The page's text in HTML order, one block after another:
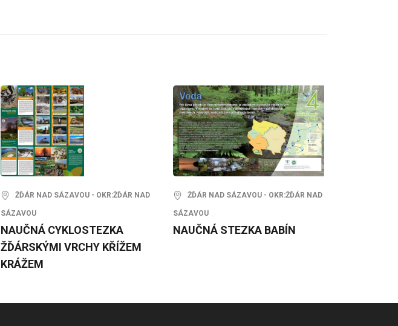
ŽĎÁR NAD SÁZAVOU - OKR:ŽĎÁR NAD
SÁZAVOU
NAUČNÁ CYKLOSTEZKA
ŽĎÁRSKÝMI VRCHY KŘÍŽEM
KRÁŽEM
ŽĎÁR NAD SÁZAVOU - OKR:ŽĎÁR NAD
SÁZAVOU
NAUČNÁ STEZKA BABÍN